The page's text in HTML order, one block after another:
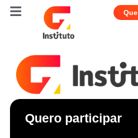
Quero participar